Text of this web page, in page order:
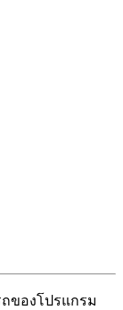
ถของโปรแกรม